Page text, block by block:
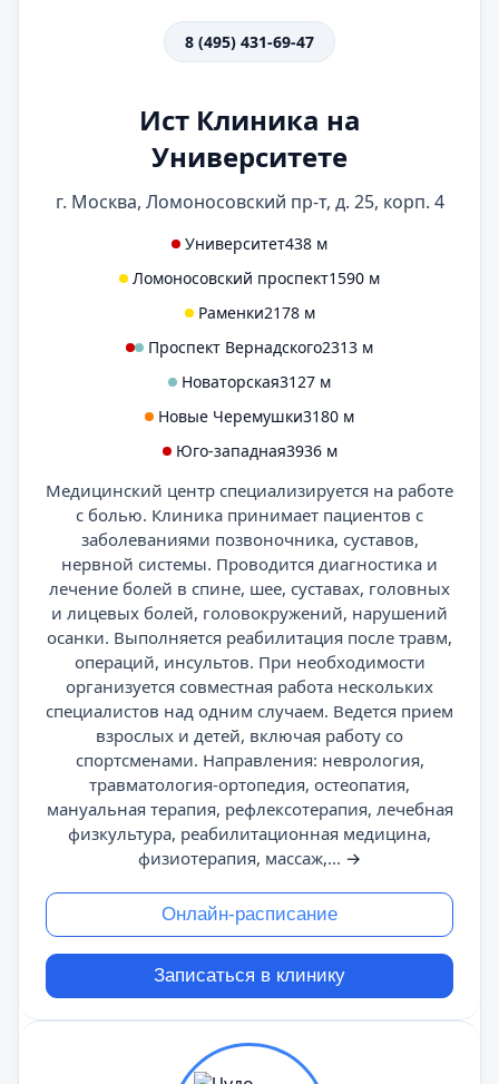
8 (495) 431-69-47
Ист Клиника на
Университете
г. Москва, Ломоносовский пр-т, д. 25, корп. 4
Университет438 м
Ломоносовский проспект1590 м
Раменки2178 м
Проспект Вернадского2313 м
Новаторская3127 м
Новые Черемушки3180 м
Юго-западная3936 м
Медицинский центр специализируется на работе
с болью. Клиника принимает пациентов с
заболеваниями позвоночника, суставов,
нервной системы. Проводится диагностика и
лечение болей в спине, шее, суставах, головных
и лицевых болей, головокружений, нарушений
осанки. Выполняется реабилитация после травм,
операций, инсультов. При необходимости
организуется совместная работа нескольких
специалистов над одним случаем. Ведется прием
взрослых и детей, включая работу со
спортсменами. Направления: неврология,
травматология-ортопедия, остеопатия,
мануальная терапия, рефлексотерапия, лечебная
физкультура, реабилитационная медицина,
физиотерапия, массаж,... →
Онлайн-расписание
Записаться в клинику